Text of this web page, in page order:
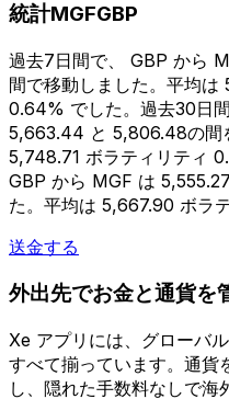
統計MGFGBP
過去7日間で、 GBP から
間で移動しました。平均
0.64% でした。過去30日
5,663.44 と 5,806.48の間
5,748.71 ボラティリティ
GBP から MGF は
た。平均は 5,667.90 ボラ
送金する
外出先でお金と通貨を
Xe アプリには、グローバ
すべて揃っています。通貨
し、隠れた手数料なしで海